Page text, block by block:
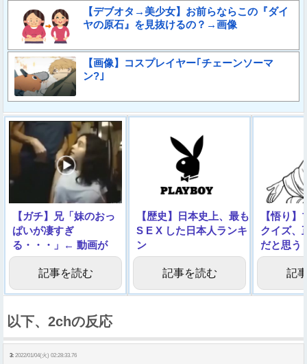
【デブオタ→美少女】お前らならこの『ダイ
ヤの原石』を見抜けるの？→画像
【画像】コスプレイヤー｢チェーンソーマ
ン?｣
【ガチ】兄「妹のおっ
ぱいが凄すぎ
る・・・」← 動画が
1000万回再生される
記事を読む
【歴史】日本史上、最も
S E X した日本人ランキ
ン
グ！！！！！！！！！！
記事を読む
【悟り
クイズ、
だと思う
記
以下、2chの反応
3: 2022/01/04(火) 02:28:33.76